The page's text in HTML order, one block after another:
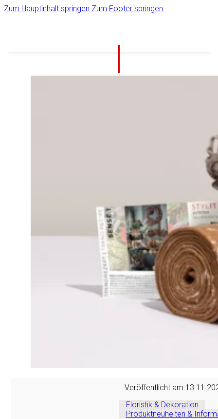
Zum Hauptinhalt springen Zum Footer springen
Ihr Zugang zum
Sichern Sie sich
Geschäftskunde
unserem
und
Betrieb.
Veröffentlicht am
Floristik & Dekoration
Produktneuheiten &